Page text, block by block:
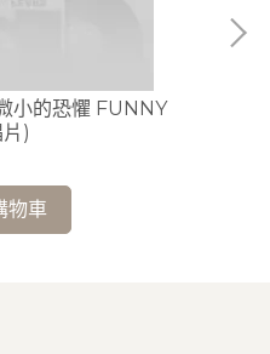
小的恐懼 FUNNY
)
物車
聯